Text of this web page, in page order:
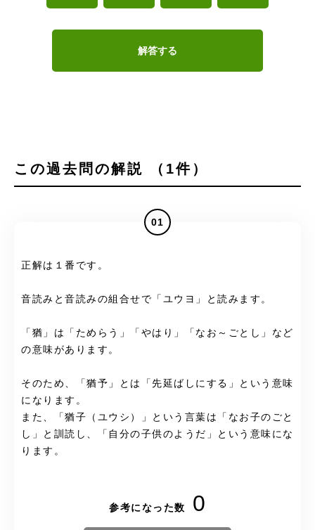
解答する
この過去問の解説 （1件）
01
正解は１番です。
音読みと音読みの組合せで「ユウヨ」と読みます。
「猶」は「ためらう」「やはり」「なお～ごとし」など
の意味があります。
そのため、「猶予」とは「先延ばしにする」という意味
になります。
また、「猶子（ユウシ）」という言葉は「なお子のごと
し」と訓読し、「自分の子供のようだ」という意味にな
ります。
参考になった数 0